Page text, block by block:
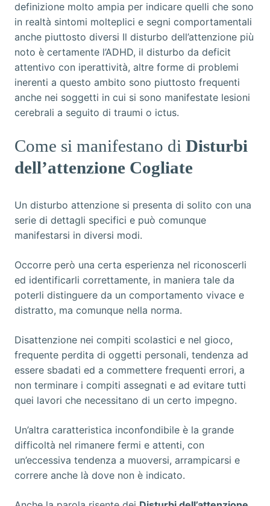
definizione molto ampia per indicare quelli che sono
in realtà sintomi molteplici e segni comportamentali
anche piuttosto diversi Il disturbo dell’attenzione più
noto è certamente l’ADHD, il disturbo da deficit
attentivo con iperattività, altre forme di problemi
inerenti a questo ambito sono piuttosto frequenti
anche nei soggetti in cui si sono manifestate lesioni
cerebrali a seguito di traumi o ictus.
Come si manifestano di Disturbi
dell’attenzione Cogliate
Un disturbo attenzione si presenta di solito con una
serie di dettagli specifici e può comunque
manifestarsi in diversi modi.
Occorre però una certa esperienza nel riconoscerli
ed identificarli correttamente, in maniera tale da
poterli distinguere da un comportamento vivace e
distratto, ma comunque nella norma.
Disattenzione nei compiti scolastici e nel gioco,
frequente perdita di oggetti personali, tendenza ad
essere sbadati ed a commettere frequenti errori, a
non terminare i compiti assegnati e ad evitare tutti
quei lavori che necessitano di un certo impegno.
Un’altra caratteristica inconfondibile è la grande
difficoltà nel rimanere fermi e attenti, con
un’eccessiva tendenza a muoversi, arrampicarsi e
correre anche là dove non è indicato.